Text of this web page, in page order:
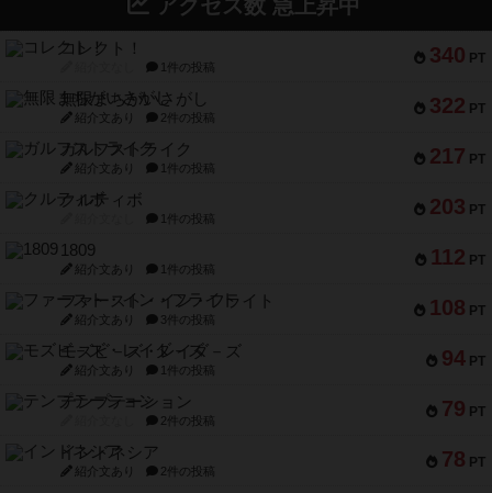
アクセス数 急上昇中
340 PT
コレクト！
1件の投稿
322 PT
無限まちがいさがし
紹介文あり 2件の投稿
217 PT
ガルフストライク
紹介文あり 1件の投稿
203 PT
クルティボ
1件の投稿
112 PT
1809
紹介文あり 1件の投稿
108 PT
ファースト・イン・フライト
紹介文あり 3件の投稿
94 PT
モズビ－ズ・レイダ－ズ
紹介文あり 1件の投稿
79 PT
テンプテーション
2件の投稿
78 PT
インドネシア
紹介文あり 2件の投稿